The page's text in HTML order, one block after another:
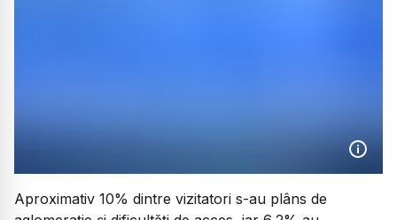
Aproximativ 10% dintre vizitatori s-au plâns de